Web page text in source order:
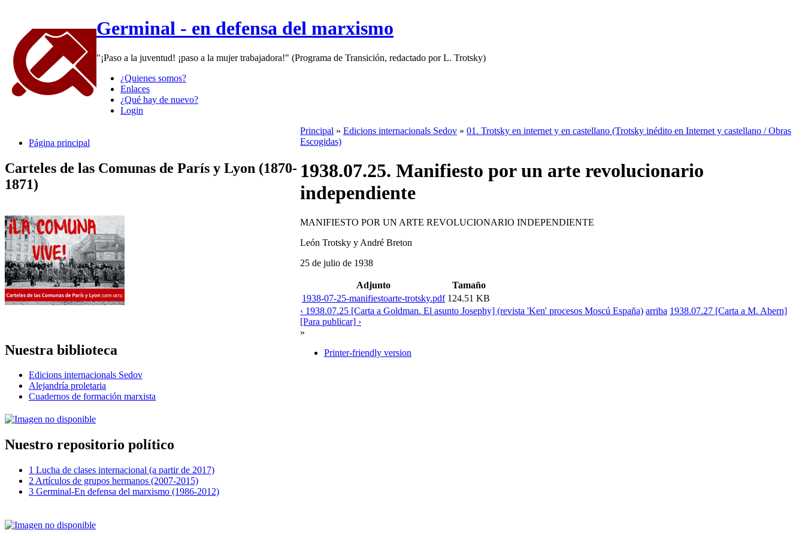
Germinal - en defensa del marxismo
"¡Paso a la juventud! ¡paso a la mujer trabajadora!" (Programa de Transición, redactado por L. Trotsky)
¿Quienes somos?
Enlaces
¿Qué hay de nuevo?
Login
Página principal
Carteles de las Comunas de París y Lyon (1870-
1871)
Nuestra biblioteca
Edicions internacionals Sedov
Alejandría proletaria
Cuadernos de formación marxista
Nuestro repositorio político
1 Lucha de clases internacional (a partir de 2017)
2 Artículos de grupos hermanos (2007-2015)
3 Germinal-En defensa del marxismo (1986-2012)
Principal » Edicions internacionals Sedov » 01. Trotsky en internet y en castellano (Trotsky inédito en Internet y castellano / Obras
Escogidas)
1938.07.25. Manifiesto por un arte revolucionario
independiente
MANIFIESTO POR UN ARTE REVOLUCIONARIO INDEPENDIENTE
León Trotsky y André Breton
25 de julio de 1938
Adjunto
Tamaño
1938-07-25-manifiestoarte-trotsky.pdf 124.51 KB
‹ 1938.07.25 [Carta a Goldman. El asunto Josephy] (revista 'Ken' procesos Moscú España) arriba 1938.07.27 [Carta a M. Abern]
[Para publicar] ›
»
Printer-friendly version